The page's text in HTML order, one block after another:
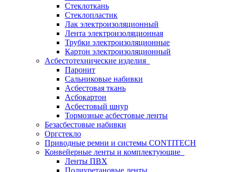
Стеклоткань
Стеклопластик
Лак электроизоляционный
Лента электроизоляционная
Трубки электроизоляционные
Картон электроизоляционный
Асбестотехнические изделия
Паронит
Сальниковые набивки
Асбестовая ткань
Асбокартон
Асбестовый шнур
Тормозные асбестовые ленты
Безасбестовые набивки
Оргстекло
Приводные ремни и системы CONTITECH
Конвейерные ленты и комплектующие
Ленты ПВХ
Полиуретановые ленты